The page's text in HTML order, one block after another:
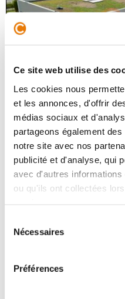
Ce site web utilise des
Les cookies nous
et les annonces, d'offrir
médias sociaux et
partageons également
notre site avec nos
publicité et d'analyse, qui
avec d'autres
ou qu'ils ont collectées
Nécessaires
Préférences
SALLEBŒUF
Situé sur la commune de
immédiate de la D936,
propose un local
La surface stockage est